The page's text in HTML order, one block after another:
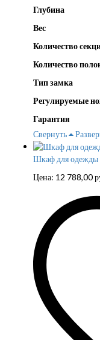
Глубина
Вес
Количество
Количество
Тип замка
Регулируемые
Гарантия
Свернуть
Шкаф для
Цена: 12 788,00